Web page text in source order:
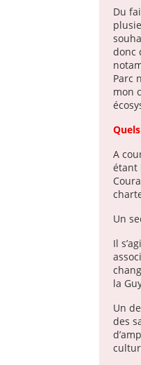
Du
donc
Parc
mon
A
étant
Un
Il
la
Un
des